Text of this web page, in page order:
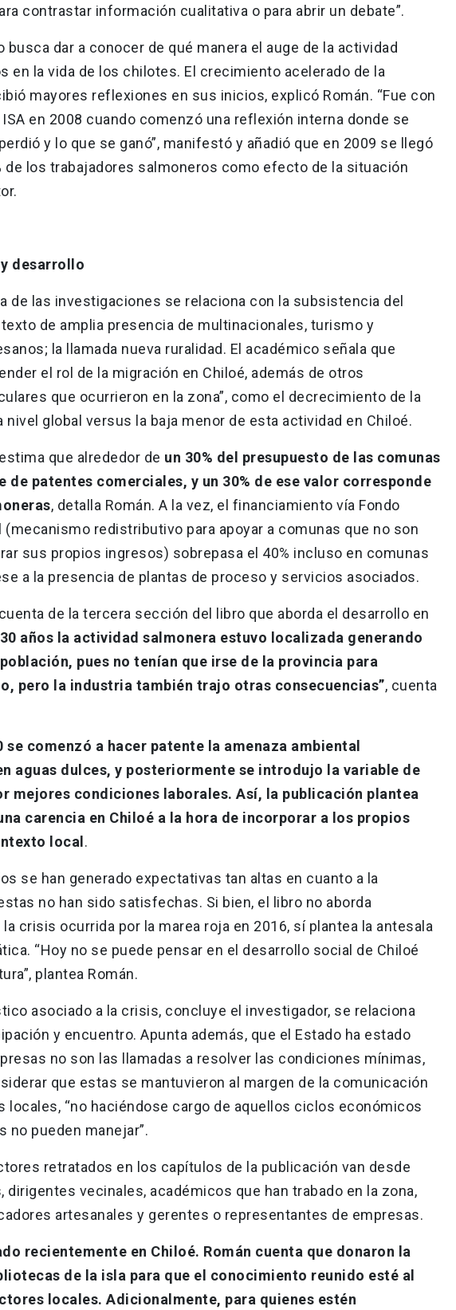
contrastar información cualitativa o para abrir un debate”.
busca dar a conocer de qué manera el auge de la actividad
en la vida de los chilotes. El crecimiento acelerado de la
mayores reflexiones en sus inicios, explicó Román. “Fue con
en 2008 cuando comenzó una reflexión interna donde se
y lo que se ganó”, manifestó y añadió que en 2009 se llegó
de los trabajadores salmoneros como efecto de la situación
desarrollo
de las investigaciones se relaciona con la subsistencia del
de amplia presencia de multinacionales, turismo y
la llamada nueva ruralidad. El académico señala que
el rol de la migración en Chiloé, además de otros
que ocurrieron en la zona”, como el decrecimiento de la
nivel global versus la baja menor de esta actividad en Chiloé.
que alrededor de un 30% del presupuesto de las comunas
de patentes comerciales, y un 30% de ese valor corresponde
, detalla Román. A la vez, el financiamiento vía Fondo
(mecanismo redistributivo para apoyar a comunas que no son
sus propios ingresos) sobrepasa el 40% incluso en comunas
a la presencia de plantas de proceso y servicios asociados.
de la tercera sección del libro que aborda el desarrollo en
30 años la actividad salmonera estuvo localizada generando
pues no tenían que irse de la provincia para
pero la industria también trajo otras consecuencias”, cuenta
se comenzó a hacer patente la amenaza ambiental
aguas dulces, y posteriormente se introdujo la variable de
mejores condiciones laborales. Así, la publicación plantea
carencia en Chiloé a la hora de incorporar a los propios
local .
se han generado expectativas tan altas en cuanto a la
no han sido satisfechas. Si bien, el libro no aborda
crisis ocurrida por la marea roja en 2016, sí plantea la antesala
“Hoy no se puede pensar en el desarrollo social de Chiloé
plantea Román.
asociado a la crisis, concluye el investigador, se relaciona
y encuentro. Apunta además, que el Estado ha estado
no son las llamadas a resolver las condiciones mínimas,
que estas se mantuvieron al margen de la comunicación
locales, “no haciéndose cargo de aquellos ciclos económicos
no pueden manejar”.
retratados en los capítulos de la publicación van desde
dirigentes vecinales, académicos que han trabado en la zona,
artesanales y gerentes o representantes de empresas.
recientemente en Chiloé. Román cuenta que donaron la
de la isla para que el conocimiento reunido esté al
locales. Adicionalmente, para quienes estén